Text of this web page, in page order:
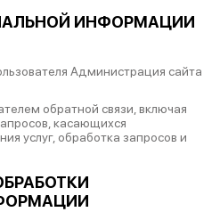
ИНФОРМАЦИИ
Администрация сайта
обратной связи, включая
касающихся
услуг, обработка запросов и